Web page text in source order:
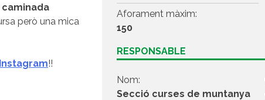
caminada
però una mica
Instagram!!
Aforament màxim:
150
RESPONSABLE
Nom:
Secció curses de muntanya